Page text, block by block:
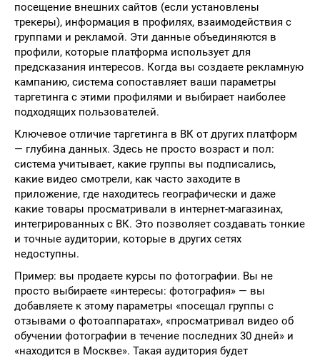
посещение внешних сайтов (если установлены
трекеры), информация в профилях, взаимодействия с
группами и рекламой. Эти данные объединяются в
профили, которые платформа использует для
предсказания интересов. Когда вы создаете рекламную
кампанию, система сопоставляет ваши параметры
таргетинга с этими профилями и выбирает наиболее
подходящих пользователей.
Ключевое отличие таргетинга в ВК от других платформ
— глубина данных. Здесь не просто возраст и пол:
система учитывает, какие группы вы подписались,
какие видео смотрели, как часто заходите в
приложение, где находитесь географически и даже
какие товары просматривали в интернет-магазинах,
интегрированных с ВК. Это позволяет создавать тонкие
и точные аудитории, которые в других сетях
недоступны.
Пример: вы продаете курсы по фотографии. Вы не
просто выбираете «интересы: фотография» — вы
добавляете к этому параметры «посещал группы с
отзывами о фотоаппаратах», «просматривал видео об
обучении фотографии в течение последних 30 дней» и
«находится в Москве». Такая аудитория будет